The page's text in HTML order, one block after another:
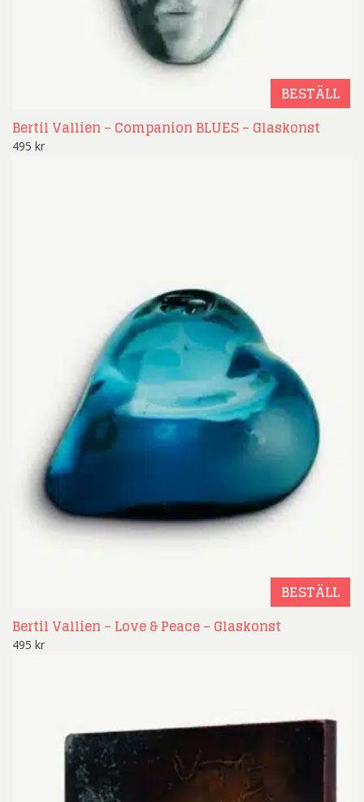
BESTÄLL
Bertil Vallien – Companion BLUES – Glaskonst
495 kr
BESTÄLL
Bertil Vallien – Love & Peace – Glaskonst
495 kr